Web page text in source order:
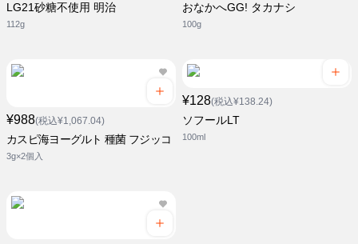
LG21砂糖不使用 明治
112g
おなかへGG! タカナシ
100g
¥988(税込¥1,067.04)
カスピ海ヨーグルト 種菌 フジッコ
3g×2個入
¥128(税込¥138.24)
ソフールLT
100ml